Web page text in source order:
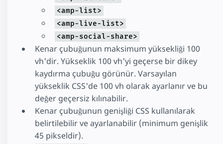
<amp-list>
<amp-live-list>
<amp-social-share>
Kenar çubuğunun maksimum yüksekliği 100
vh'dir. Yükseklik 100 vh'yi geçerse bir dikey
kaydırma çubuğu görünür. Varsayılan
yükseklik CSS'de 100 vh olarak ayarlanır ve bu
değer geçersiz kılınabilir.
Kenar çubuğunun genişliği CSS kullanılarak
belirtilebilir ve ayarlanabilir (minimum genişlik
45 pikseldir).